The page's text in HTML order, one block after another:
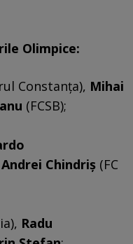
Olimpice:
Constanța), Mihai
(FCSB);
Andrei Chindriș (FC
Radu